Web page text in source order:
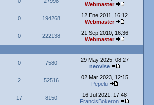
Webmaster
0 194268
12 Ene 2011, 16:12
Webmaster
0 222138
21 Sep 2010, 16:36
Webmaster
0 7580
29 May 2025, 08:27
neovise
2 52516
02 Mar 2023, 12:15
Pepelu
17 8150
16 Jul 2021, 17:48
FrancisBokeron